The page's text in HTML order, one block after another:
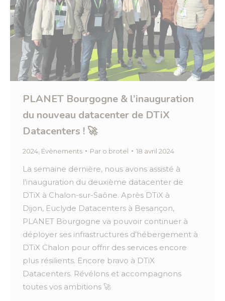
PLANET Bourgogne & l’inauguration
du nouveau datacenter de DTiX
Datacenters ! 🚀
2024, Évènements Par o.brotel 18 avril 2024
La semaine dernière, nous avons assisté à
l’inauguration du deuxième datacenter de
DTiX à Chalon-sur-Saône. Après DTiX à
Dijon, Euclyde Datacenters à Besançon,
PLANET Bourgogne va pouvoir continuer à
déployer ses infrastructures d’hébergement à
DTiX Chalon pour offrir des services encore
plus résilients. Encore bravo à DTiX
Datacenters. Révélons et accompagnons
toutes vos ambitions 🚀